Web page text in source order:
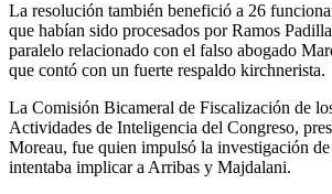
La resolución también benefició a 26
que habían sido procesados por Ramos
paralelo relacionado con el falso abogado
que contó con un fuerte respaldo kirchnerista.
La Comisión Bicameral de Fiscalización de
Actividades de Inteligencia del Congreso,
Moreau, fue quien impulsó la investigación
intentaba implicar a Arribas y Majdalani.